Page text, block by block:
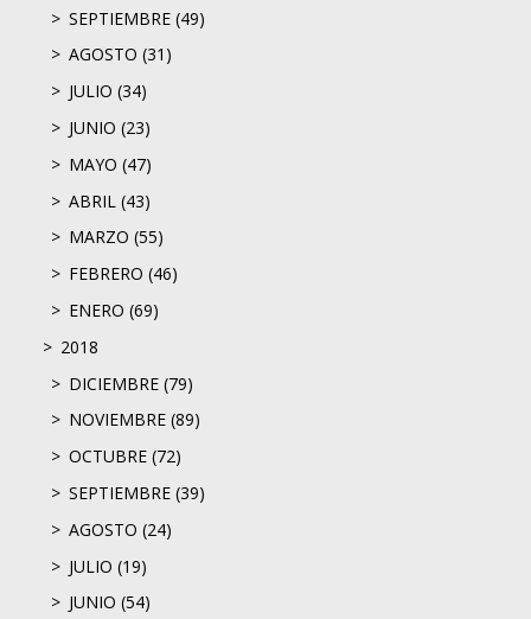
SEPTIEMBRE (49)
AGOSTO (31)
JULIO (34)
JUNIO (23)
MAYO (47)
ABRIL (43)
MARZO (55)
FEBRERO (46)
ENERO (69)
2018
DICIEMBRE (79)
NOVIEMBRE (89)
OCTUBRE (72)
SEPTIEMBRE (39)
AGOSTO (24)
JULIO (19)
JUNIO (54)